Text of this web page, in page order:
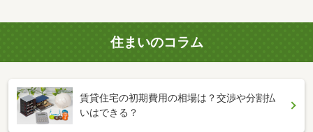
住まいのコラム
賃貸住宅の初期費用の相場は？交渉や分割払
いはできる？